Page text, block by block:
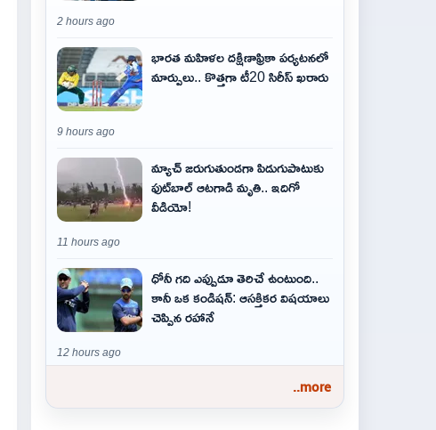
2 hours ago
భారత మహిళల దక్షిణాఫ్రికా పర్యటనలో
మార్పులు.. కొత్తగా టీ20 సిరీస్ ఖరారు
9 hours ago
మ్యాచ్ జరుగుతుండగా పిడుగుపాటుకు
ఫుట్‌బాల్ ఆటగాడి మృతి.. ఇదిగో
వీడియో!
11 hours ago
ధోనీ గది ఎప్పుడూ తెరిచే ఉంటుంది..
కానీ ఒక కండిషన్: ఆసక్తికర విషయాలు
చెప్పిన రహానే
12 hours ago
..more